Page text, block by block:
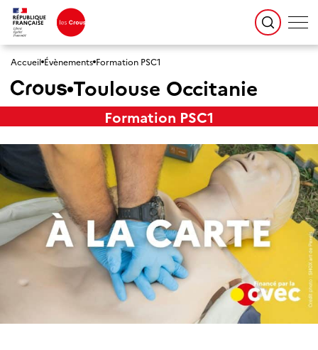
Accueil Évènements Formation PSC1
Toulouse Occitanie
Formation PSC1